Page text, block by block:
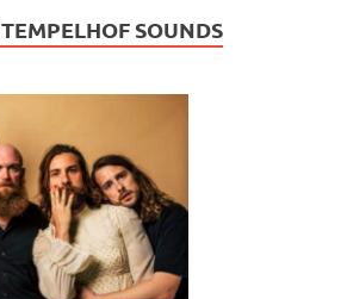
TEMPELHOF SOUNDS